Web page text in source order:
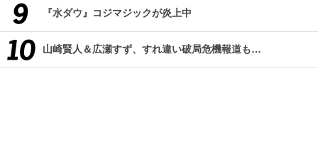
『水ダウ』コジマジックが炎上中
山崎賢人＆広瀬すず、すれ違い破局危機報道も…